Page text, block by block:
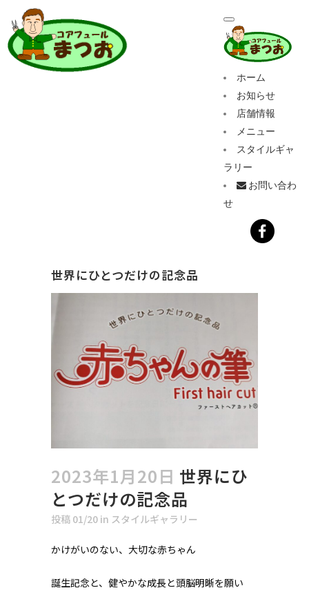
ホーム
お知らせ
店舗情報
メニュー
スタイルギャ
ラリー
お問い合わ
せ
世界にひとつだけの記念品
2023年1月20日 世界にひ
とつだけの記念品
投稿 01/20 in スタイルギャラリー
かけがいのない、大切な赤ちゃん
誕生記念と、健やかな成長と頭脳明晰を願い